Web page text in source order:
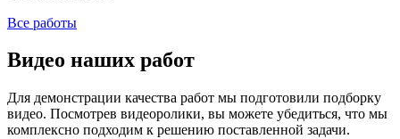
Все работы
Видео наших работ
Для демонстрации качества работ мы подготовили подборку
видео. Посмотрев видеоролики, вы можете убедиться, что мы
комплексно подходим к решению поставленной задачи.